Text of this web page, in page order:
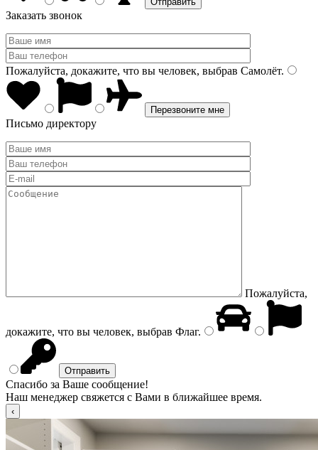
Заказать звонок
Пожалуйста, докажите, что вы человек, выбрав Самолёт.
Письмо директору
Пожалуйста,
докажите, что вы человек, выбрав Флаг.
Спасибо за Ваше сообщение!
Наш менеджер свяжется с Вами в ближайшее время.